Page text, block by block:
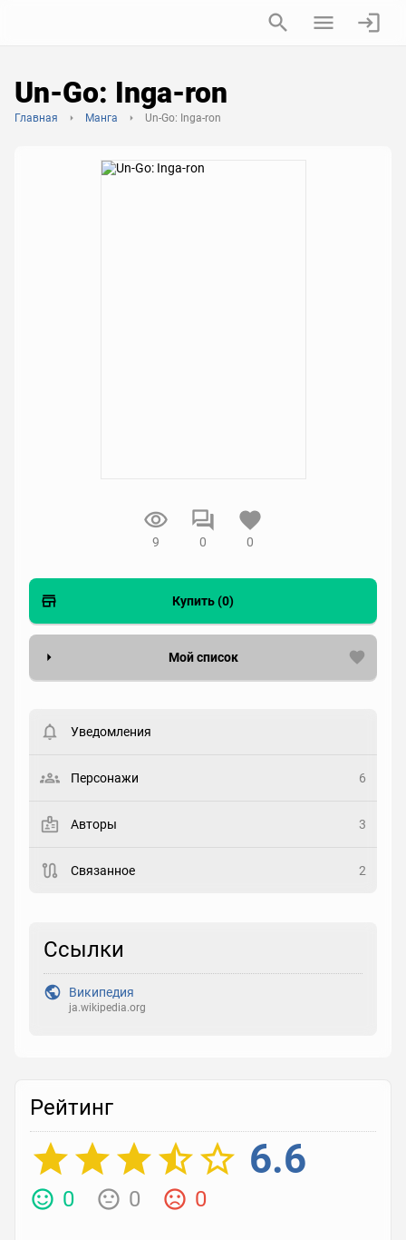
Un-Go: Inga-ron
Главная Манга Un-Go: Inga-ron
9 0 0
Купить (0)
Мой список
Статус
Рейтинг
Выберите реакцию
Уведомления
Персонажи 6
Авторы 3
Связанное 2
Ссылки
Википедия
ja.wikipedia.org
Рейтинг
6.6
0 0 0